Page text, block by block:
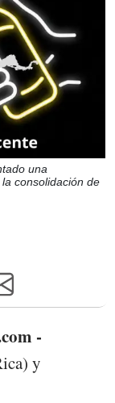
una
consolidación de
-
y